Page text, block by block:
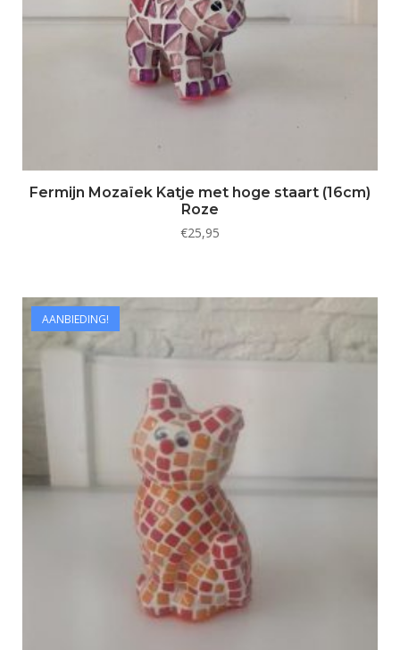
Fermijn Mozaïek Katje met hoge staart (16cm)
Roze
€25,95
AANBIEDING!